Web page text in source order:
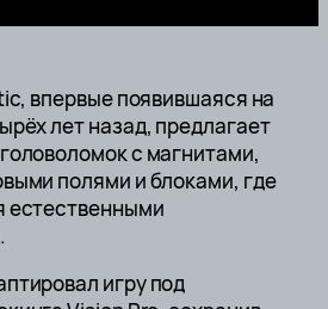
впервые появившаяся на
лет назад, предлагает
с магнитами,
полями и блоками, где
естественными
игру под